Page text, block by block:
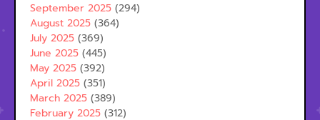
September 2025 (294)
August 2025 (364)
July 2025 (369)
June 2025 (445)
May 2025 (392)
April 2025 (351)
March 2025 (389)
February 2025 (312)